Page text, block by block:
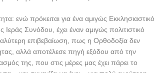
ενώ πρόκειται για ένα αμιγώς Εκκλησιαστικό
Συνόδου, έχει έναν αμιγώς πολιτιστικό
επιβεβαίωση, πως η Ορθοδοξία δεν
αλλά αποτέλεσε πηγή εξόδου από την
της, που στις μέρες μας έχει πάρει το